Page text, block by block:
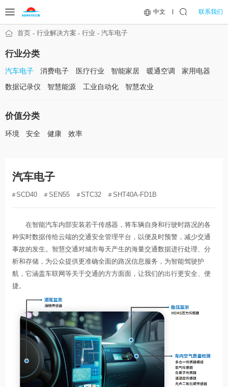
中文 联系我们
首页 行业解决方案 行业 汽车电子
行业分类
汽车电子 消费电子 医疗行业 智能家居 暖通空调 家用电器
数据记录仪 智慧能源 工业自动化 智慧农业
价值分类
环境 安全 健康 效率
汽车电子
SCD40 SEN55 STC32 SHT40A-FD1B
在智能汽车内部安装若干传感器，将车辆自身和行驶时路况的各
种实时数据传给云端的交通安全管理平台，以便及时预警，减少交通
事故的发生。智慧交通对城市每天产生的海量交通数据进行处理、分
析和存储，为公众提供更准确全面的路况信息服务，为智能驾驶护
航，它涵盖车联网等关于交通的方方面面，让我们的出行更安全、便
捷。